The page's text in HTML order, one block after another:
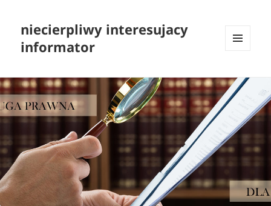
niecierpliwy interesujacy
informator
WIDGETY